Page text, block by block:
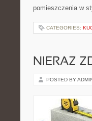
pomieszczenia w
CATEGORIES:
NIERAZ
POSTED BY